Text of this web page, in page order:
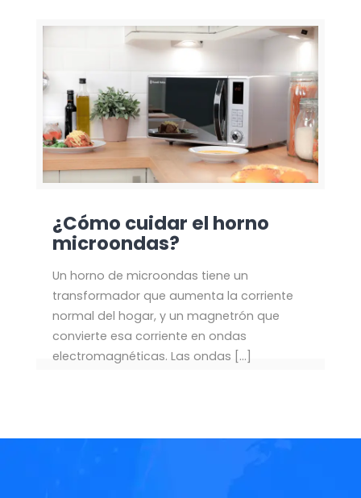
¿Cómo cuidar el horno
microondas?
Un horno de microondas tiene un
transformador que aumenta la corriente
normal del hogar, y un magnetrón que
convierte esa corriente en ondas
electromagnéticas. Las ondas […]